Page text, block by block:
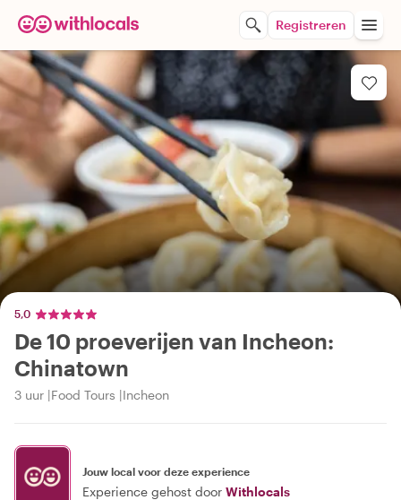
Registreren
5,0
De 10 proeverijen van Incheon:
Chinatown
3 uur Food Tours Incheon
Jouw local voor deze experience
Experience gehost door Withlocals